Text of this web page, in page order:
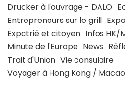
Drucker à l'ouvrage - DALO
Entrepreneurs sur le grill
Expatrié et citoyen Infos HK/
Minute de l'Europe News
Trait d'Union Vie consulaire
Voyager à Hong Kong / Macao